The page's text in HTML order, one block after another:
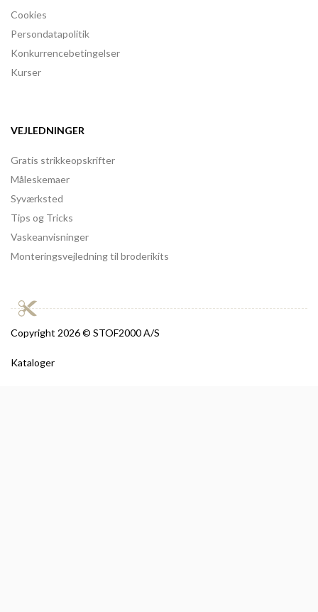
Cookies
Persondatapolitik
Konkurrencebetingelser
Kurser
VEJLEDNINGER
Gratis strikkeopskrifter
Måleskemaer
Syværksted
Tips og Tricks
Vaskeanvisninger
Monteringsvejledning til broderikits
Copyright 2026 © STOF2000 A/S
Kataloger